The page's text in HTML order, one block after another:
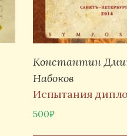
Константин
Набоков
Испытания
500₽